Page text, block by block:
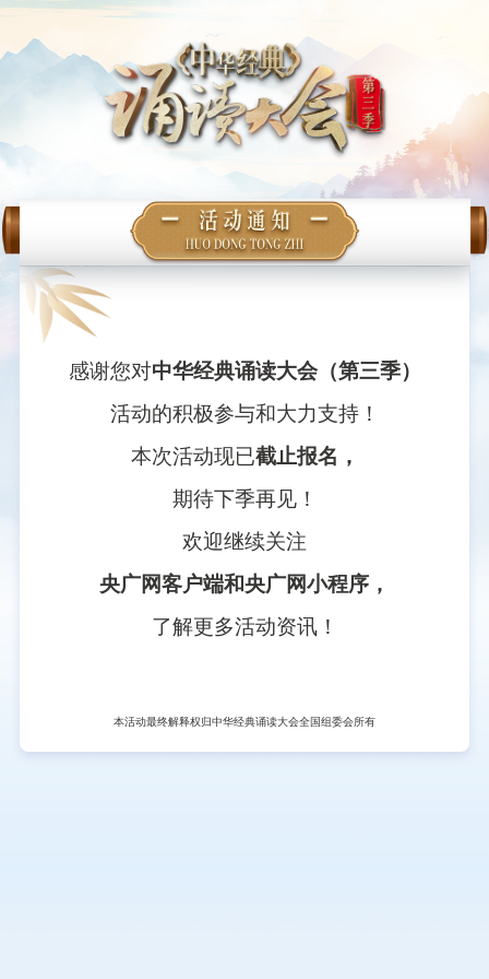
感谢您对中华经典诵读大会（第三季）
活动的积极参与和大力支持！
本次活动现已截止报名，
期待下季再见！
欢迎继续关注
央广网客户端和央广网小程序，
了解更多活动资讯！
本活动最终解释权归中华经典诵读大会全国组委会所有